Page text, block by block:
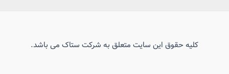
کلیه حقوق این سایت متعلق به شرکت ستاک می باشد.